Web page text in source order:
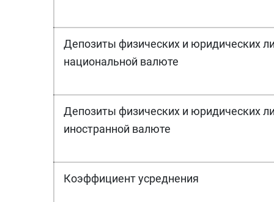
Депозиты физических и юридических
национальной валюте
Депозиты физических и юридических
иностранной валюте
Коэффициент усреднения